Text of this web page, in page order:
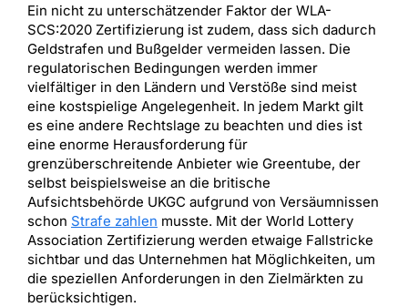
Ein nicht zu unterschätzender Faktor der WLA-
SCS:2020 Zertifizierung ist zudem, dass sich dadurch
Geldstrafen und Bußgelder vermeiden lassen. Die
regulatorischen Bedingungen werden immer
vielfältiger in den Ländern und Verstöße sind meist
eine kostspielige Angelegenheit. In jedem Markt gilt
es eine andere Rechtslage zu beachten und dies ist
eine enorme Herausforderung für
grenzüberschreitende Anbieter wie Greentube, der
selbst beispielsweise an die britische
Aufsichtsbehörde UKGC aufgrund von Versäumnissen
schon Strafe zahlen musste. Mit der World Lottery
Association Zertifizierung werden etwaige Fallstricke
sichtbar und das Unternehmen hat Möglichkeiten, um
die speziellen Anforderungen in den Zielmärkten zu
berücksichtigen.